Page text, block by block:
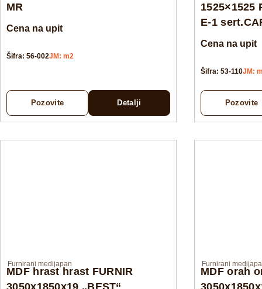
MR
Cena na upit
Šifra: 56-002JM: m2
Pozovite Detalji
1525×1525
E-1
Cena na upit
Šifra: 53-110JM:
Pozovite
Furnirani medijapan
MDF hrast hrast FURNIR
3050x1850x19 „BEST“
Furnirani
MDF orah